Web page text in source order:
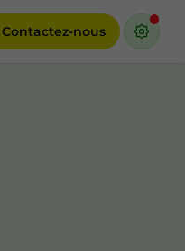
Contactez-nous